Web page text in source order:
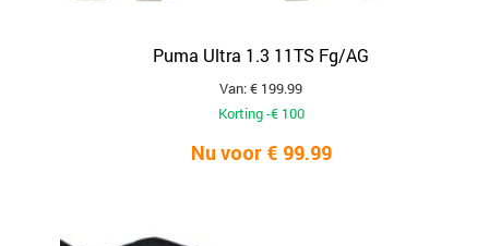
Puma Ultra 1.3 11TS Fg/AG
Van: € 199.99
Korting -€ 100
Nu voor € 99.99